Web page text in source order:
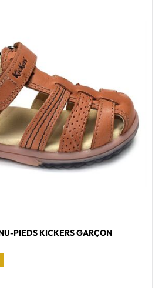
PIEDS KICKERS GARÇON